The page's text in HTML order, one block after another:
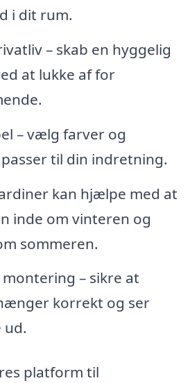
i dit rum.
– skab en hyggelig
at lukke af for
– vælg farver og
til din indretning.
kan hjælpe med at
inde om vinteren og
sommeren.
– sikre at
korrekt og ser
platform til